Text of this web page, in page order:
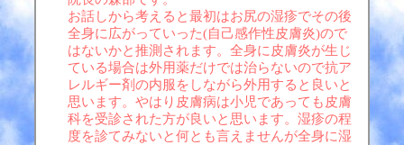
お話しから考えると最初はお尻の湿疹でその後
全身に広がっていった(自己感作性皮膚炎)ので
はないかと推測されます。全身に皮膚炎が生じ
ている場合は外用薬だけでは治らないので抗ア
レルギー剤の内服をしながら外用すると良いと
思います。やはり皮膚病は小児であっても皮膚
科を受診された方が良いと思います。湿疹の程
度を診てみないと何とも言えませんが全身に湿